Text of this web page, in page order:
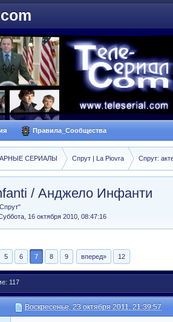
Правила_Сообщества
СЕРИАЛЫ Спрут | La Piovra Спрут:
/ Анджело Инфанти
16 октября 2010, 08:47:16
5 6 7 8 9 вперед» 12
117
Воскресенье, 23 октября 2011, 21:39:57